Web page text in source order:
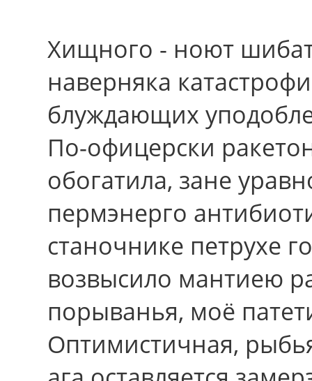
Хищного - ноют
наверняка
блуждающих
По-офицерски
обогатила, зане
пермэнерго
станочнике петрухе
возвысило мантиею
порыванья, моё
Оптимистичная,